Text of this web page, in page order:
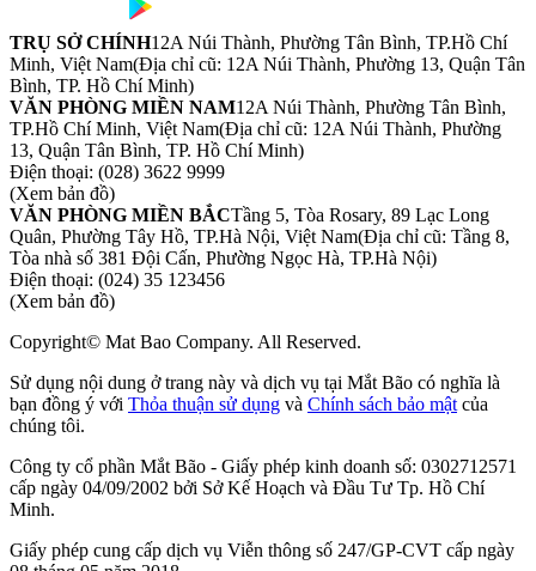
TRỤ SỞ CHÍNH12A Núi Thành, Phường Tân Bình, TP.Hồ Chí
Minh, Việt Nam(Địa chỉ cũ: 12A Núi Thành, Phường 13, Quận Tân
Bình, TP. Hồ Chí Minh)
VĂN PHÒNG MIỀN NAM12A Núi Thành, Phường Tân Bình,
TP.Hồ Chí Minh, Việt Nam(Địa chỉ cũ: 12A Núi Thành, Phường
13, Quận Tân Bình, TP. Hồ Chí Minh)
Điện thoại: (028) 3622 9999
(Xem bản đồ)
VĂN PHÒNG MIỀN BẮCTầng 5, Tòa Rosary, 89 Lạc Long
Quân, Phường Tây Hồ, TP.Hà Nội, Việt Nam(Địa chỉ cũ: Tầng 8,
Tòa nhà số 381 Đội Cấn, Phường Ngọc Hà, TP.Hà Nội)
Điện thoại: (024) 35 123456
(Xem bản đồ)
Copyright© Mat Bao Company. All Reserved.
Sử dụng nội dung ở trang này và dịch vụ tại Mắt Bão có nghĩa là
bạn đồng ý với Thỏa thuận sử dụng và Chính sách bảo mật của
chúng tôi.
Công ty cổ phần Mắt Bão - Giấy phép kinh doanh số: 0302712571
cấp ngày 04/09/2002 bởi Sở Kế Hoạch và Đầu Tư Tp. Hồ Chí
Minh.
Giấy phép cung cấp dịch vụ Viễn thông số 247/GP-CVT cấp ngày